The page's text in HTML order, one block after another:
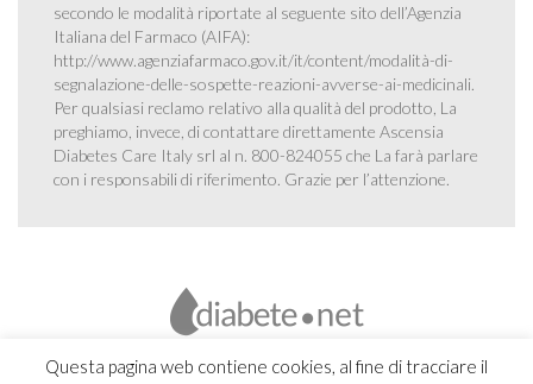
Questa pagina web contiene cookies, al fine di tracciare il
secondo le modalità riportate al seguente sito dell’Agenzia
Italiana del Farmaco (AIFA):
http://www.agenziafarmaco.gov.it/it/content/modalità-di-
segnalazione-delle-sospette-reazioni-avverse-ai-medicinali.
Per qualsiasi reclamo relativo alla qualità del prodotto, La
preghiamo, invece, di contattare direttamente Ascensia
Diabetes Care Italy srl al n. 800-824055 che La farà parlare
con i responsabili di riferimento. Grazie per l’attenzione.